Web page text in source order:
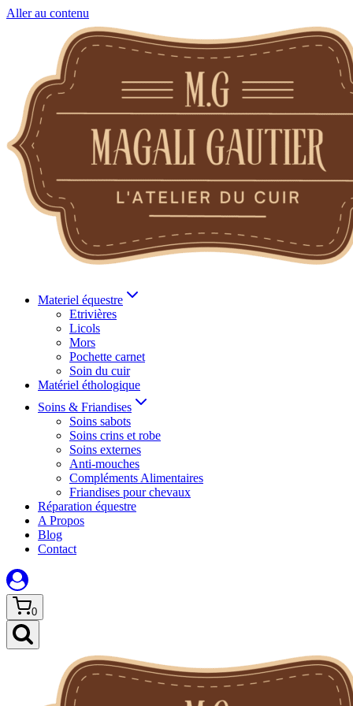
Aller au contenu
Materiel équestre
Etrivières
Licols
Mors
Pochette carnet
Soin du cuir
Matériel éthologique
Soins & Friandises
Soins sabots
Soins crins et robe
Soins externes
Anti-mouches
Compléments Alimentaires
Friandises pour chevaux
Réparation équestre
A Propos
Blog
Contact
0